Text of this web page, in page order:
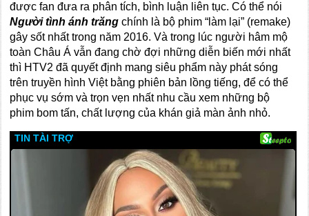
được fan đưa ra phân tích, bình luận liên tục. Có thể nói
Người tình ánh trăng chính là bộ phim “làm lại” (remake)
gây sốt nhất trong năm 2016. Và trong lúc người hâm mộ
toàn Châu Á vẫn đang chờ đợi những diễn biến mới nhất
thì HTV2 đã quyết định mang siêu phẩm này phát sóng
trên truyền hình Việt bằng phiên bản lồng tiếng, để có thể
phục vụ sớm và trọn vẹn nhất nhu cầu xem những bộ
phim bom tấn, chất lượng của khán giả màn ảnh nhỏ.